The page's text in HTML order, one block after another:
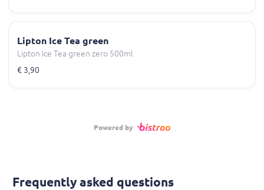
Lipton Ice Tea green
Lipton Ice Tea green zero 500ml
€ 3,90
Powered by
Frequently asked questions